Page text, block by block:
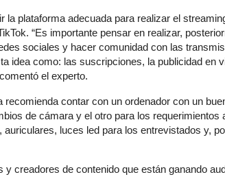
la plataforma adecuada para realizar el
“Es importante pensar en realizar,
sociales y hacer comunidad con las
idea como: las suscripciones, la publicidad en
el experto.
contar con un ordenador con un
de cámara y el otro para los requerimientos
luces led para los entrevistados y,
creadores de contenido que están ganando